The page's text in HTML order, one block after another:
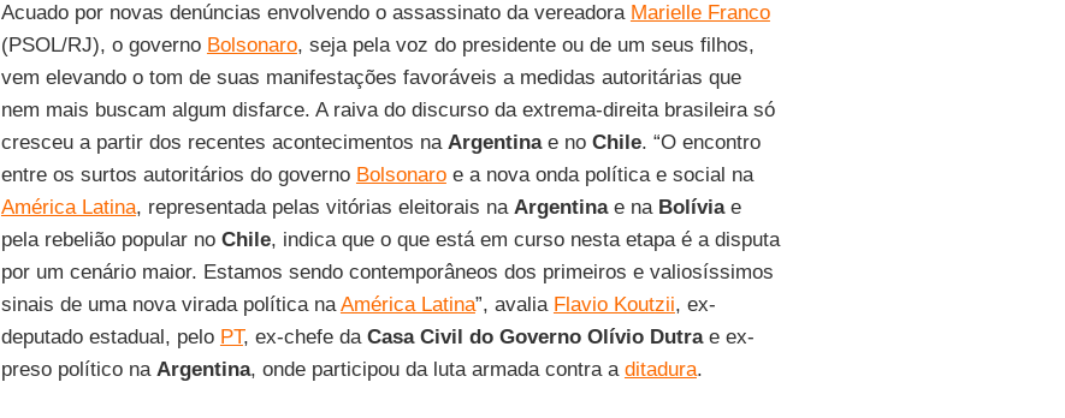
Acuado por novas denúncias envolvendo o assassinato da vereadora Marielle Franco
(PSOL/RJ), o governo Bolsonaro, seja pela voz do presidente ou de um seus filhos,
vem elevando o tom de suas manifestações favoráveis a medidas autoritárias que
nem mais buscam algum disfarce. A raiva do discurso da extrema-direita brasileira só
cresceu a partir dos recentes acontecimentos na Argentinae no Chile. “O encontro
entre os surtos autoritários do governo Bolsonaroe a nova onda política e social na
América Latina, representada pelas vitórias eleitorais na Argentinae na Bolíviae
pela rebelião popular no Chile, indica que o que está em curso nesta etapa é a disputa
por um cenário maior. Estamos sendo contemporâneos dos primeiros e valiosíssimos
sinais de uma nova virada política naAmérica Latina”, avalia Flavio Koutzii, ex-
deputado estadual, pelo PT, ex-chefe da Casa Civil do Governo Olívio Dutrae ex-
preso político na Argentina, onde participou da luta armada contra a ditadura.